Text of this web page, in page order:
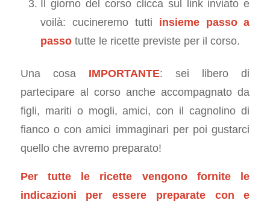
Il giorno del corso clicca sul link inviato e
voilà: cucineremo tutti insieme passo a
passotutte le ricette previste per il corso.
Una cosa IMPORTANTE: sei libero di
partecipare al corso anche accompagnato da
figli, mariti o mogli, amici, con il cagnolino di
fianco o con amici immaginari per poi gustarci
quello che avremo preparato!
Per tutte le ricette vengono fornite le
indicazioni per essere preparate con e